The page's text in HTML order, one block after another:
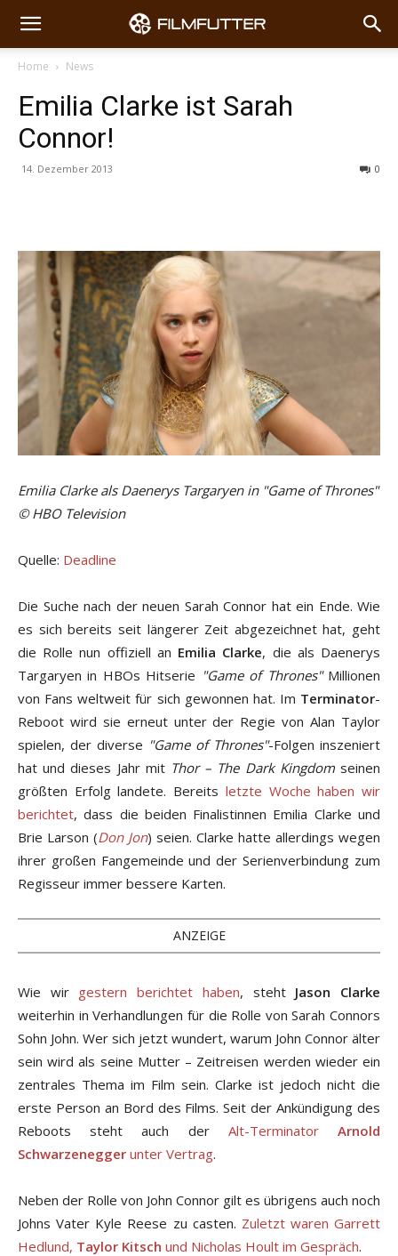
Home News
Emilia Clarke ist Sarah
Connor!
14. Dezember 2013 0
Emilia Clarke als Daenerys Targaryen in "Game of Thrones"
© HBO Television
Quelle: Deadline
Die Suche nach der neuen Sarah Connor hat ein Ende. Wie
es sich bereits seit längerer Zeit abgezeichnet hat, geht
die Rolle nun offiziell an Emilia Clarke, die als Daenerys
Targaryen in HBOs Hitserie "Game of Thrones"Millionen
von Fans weltweit für sich gewonnen hat. Im Terminator-
Reboot wird sie erneut unter der Regie von Alan Taylor
spielen, der diverse "Game of Thrones"-Folgen inszeniert
hat und dieses Jahr mit Thor – The Dark Kingdomseinen
größten Erfolg landete. Bereits letzte Woche haben wir
berichtet, dass die beiden Finalistinnen Emilia Clarke und
Brie Larson (Don Jon) seien. Clarke hatte allerdings wegen
ihrer großen Fangemeinde und der Serienverbindung zum
Regisseur immer bessere Karten.
ANZEIGE
Wie wir gestern berichtet haben, steht Jason Clarke
weiterhin in Verhandlungen für die Rolle von Sarah Connors
Sohn John. Wer sich jetzt wundert, warum John Connor älter
sein wird als seine Mutter – Zeitreisen werden wieder ein
zentrales Thema im Film sein. Clarke ist jedoch nicht die
erste Person an Bord des Films. Seit der Ankündigung des
Reboots steht auch der Alt-TerminatorArnold
Schwarzenegger unter Vertrag.
Neben der Rolle von John Connor gilt es übrigens auch noch
Johns Vater Kyle Reese zu casten. Zuletzt waren Garrett
Hedlund, Taylor Kitsch und Nicholas Hoult im Gespräch.